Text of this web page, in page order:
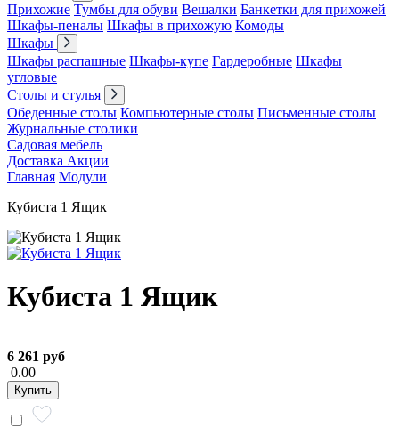
Прихожие Тумбы для обуви Вешалки Банкетки для прихожей
Шкафы-пеналы Шкафы в прихожую Комоды
Шкафы
Шкафы распашные Шкафы-купе Гардеробные Шкафы
угловые
Столы и стулья
Обеденные столы Компьютерные столы Письменные столы
Журнальные столики
Садовая мебель
Доставка Акции
Главная Модули
Кубиста 1 Ящик
Кубиста 1 Ящик
6 261 руб
0.00
Купить